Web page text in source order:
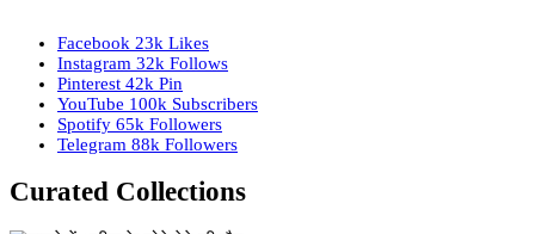
Facebook 23k Likes
Instagram 32k Follows
Pinterest 42k Pin
YouTube 100k Subscribers
Spotify 65k Followers
Telegram 88k Followers
Curated Collections